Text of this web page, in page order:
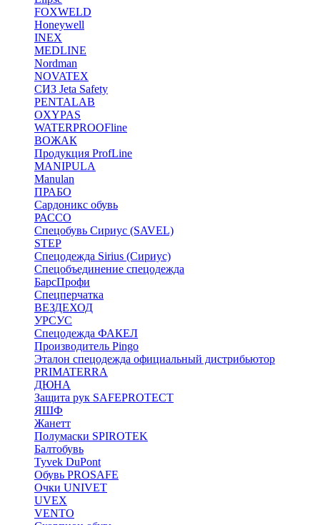
FOXWELD
Honeywell
INEX
MEDLINE
Nordman
NOVATEX
СИЗ Jeta Safety
PENTALAB
OXYPAS
WATERPROOFline
ВОЖАК
Продукция ProfLine
MANIPULA
Manulan
ПРАБО
Сардоникс обувь
РАССО
Спецобувь Сириус (SAVEL)
STEP
Спецодежда Sirius (Сириус)
Спецобъединение спецодежда
БарсПрофи
Спецперчатка
ВЕЗДЕХОД
УРСУС
Спецодежда ФАКЕЛ
Производитель Pingo
Эталон спецодежда официальный дистрибьютор
PRIMATERRA
ДЮНА
Защита рук SAFEPROTECT
ЯШФ
Жанетт
Полумаски SPIROTEK
Балтобувь
Tyvek DuPont
Обувь PROSAFE
Очки UNIVET
UVEX
VENTO